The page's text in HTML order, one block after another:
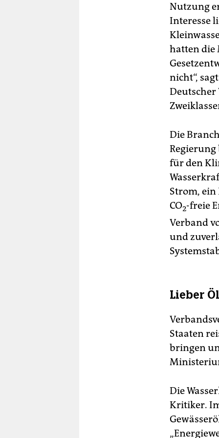
Nutzung
Interesse
hatten die
nicht“,
Deutscher
Die
Regierung
für den
Strom, ein
CO2-freie
Verband
und
Lieber
Staaten
bringen
Die
Kritiker.